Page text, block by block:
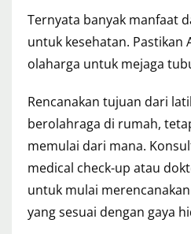
Ternyata banyak manfaat
untuk kesehatan. Pastikan
olaharga untuk mejaga
Rencanakan tujuan dari
berolahraga di rumah,
memulai dari mana.
medical check-up atau
untuk mulai
yang sesuai dengan gaya